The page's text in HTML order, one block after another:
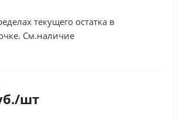
текущего остатка в
См.наличие
/шт